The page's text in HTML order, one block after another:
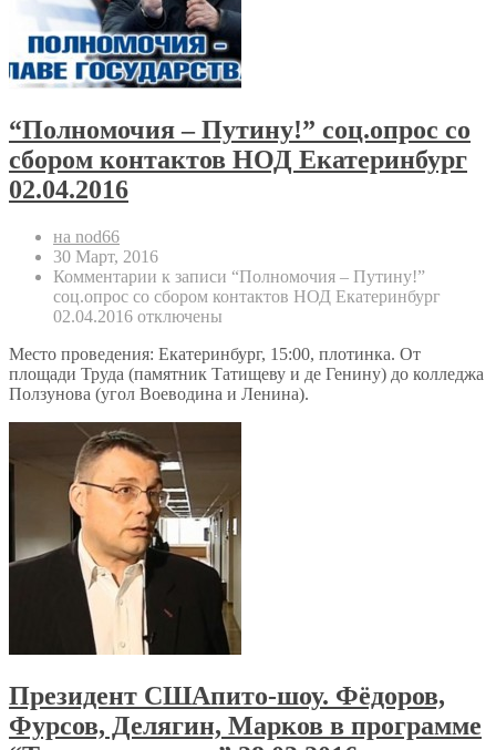
“Полномочия – Путину!” соц.опрос со
сбором контактов НОД Екатеринбург
02.04.2016
на nod66
30 Март, 2016
Комментарии к записи “Полномочия – Путину!”
соц.опрос со сбором контактов НОД Екатеринбург
02.04.2016 отключены
Место проведения: Екатеринбург, 15:00, плотинка. От
площади Труда (памятник Татищеву и де Генину) до колледжа
Ползунова (угол Воеводина и Ленина).
Президент СШАпито-шоу. Фёдоров,
Фурсов, Делягин, Марков в программе